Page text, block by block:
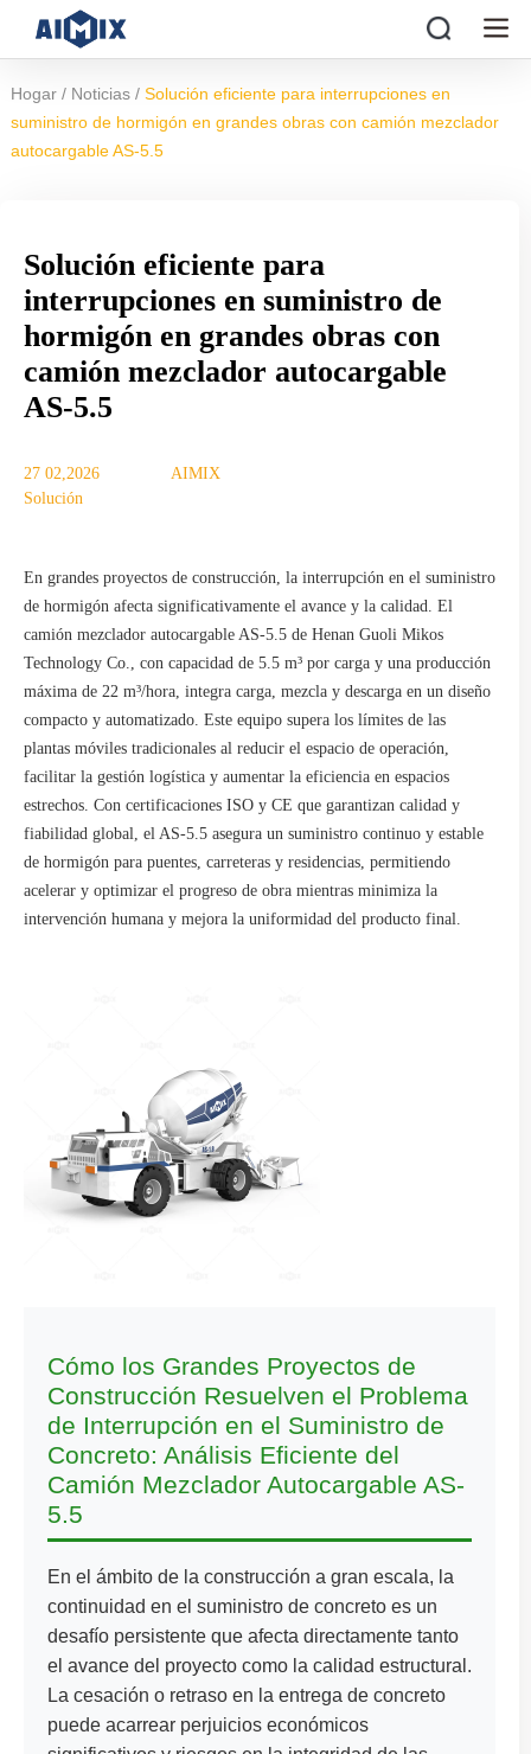
Hogar / Noticias / Solución eficiente para interrupciones en
suministro de hormigón en grandes obras con camión mezclador
autocargable AS-5.5
Solución eficiente para
interrupciones en suministro de
hormigón en grandes obras con
camión mezclador autocargable
AS-5.5
27 02,2026
AIMIX
Solución
En grandes proyectos de construcción, la interrupción en el suministro
de hormigón afecta significativamente el avance y la calidad. El
camión mezclador autocargable AS-5.5 de Henan Guoli Mikos
Technology Co., con capacidad de 5.5 m³ por carga y una producción
máxima de 22 m³/hora, integra carga, mezcla y descarga en un diseño
compacto y automatizado. Este equipo supera los límites de las
plantas móviles tradicionales al reducir el espacio de operación,
facilitar la gestión logística y aumentar la eficiencia en espacios
estrechos. Con certificaciones ISO y CE que garantizan calidad y
fiabilidad global, el AS-5.5 asegura un suministro continuo y estable
de hormigón para puentes, carreteras y residencias, permitiendo
acelerar y optimizar el progreso de obra mientras minimiza la
intervención humana y mejora la uniformidad del producto final.
Cómo los Grandes Proyectos de
Construcción Resuelven el Problema
de Interrupción en el Suministro de
Concreto: Análisis Eficiente del
Camión Mezclador Autocargable AS-
5.5
En el ámbito de la construcción a gran escala, la
continuidad en el suministro de concreto es un
desafío persistente que afecta directamente tanto
el avance del proyecto como la calidad estructural.
La cesación o retraso en la entrega de concreto
puede acarrear perjuicios económicos